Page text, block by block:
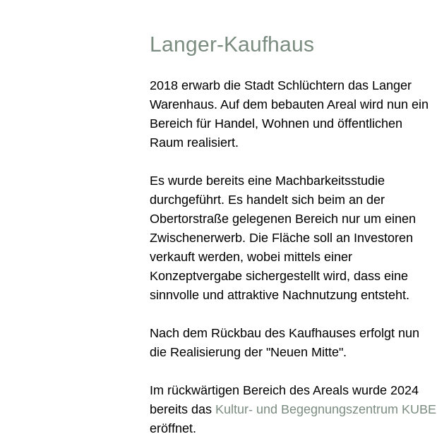
Langer-Kaufhaus
2018 erwarb die Stadt Schlüchtern das Langer
Warenhaus. Auf dem bebauten Areal wird nun ein
Bereich für Handel, Wohnen und öffentlichen
Raum realisiert.
Es wurde bereits eine Machbarkeitsstudie
durchgeführt. Es handelt sich beim an der
Obertorstraße gelegenen Bereich nur um einen
Zwischenerwerb. Die Fläche soll an Investoren
verkauft werden, wobei mittels einer
Konzeptvergabe sichergestellt wird, dass eine
sinnvolle und attraktive Nachnutzung entsteht.
Nach dem Rückbau des Kaufhauses erfolgt nun
die Realisierung der "Neuen Mitte".
Im rückwärtigen Bereich des Areals wurde 2024
bereits das Kultur- und Begegnungszentrum KUBE
eröffnet.